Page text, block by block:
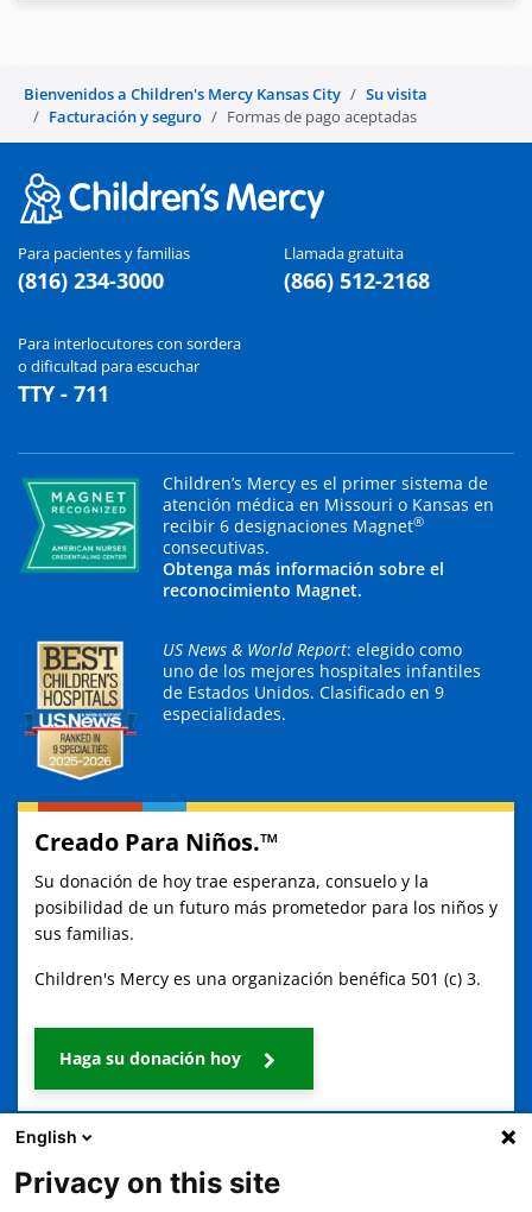
Bienvenidos a Children's Mercy Kansas City
Su visita
Facturación y seguro
Formas de pago aceptadas
Para pacientes y familias
(816) 234-3000
Llamada gratuita
(866) 512-2168
Para interlocutores con sordera
o dificultad para escuchar
TTY - 711
Children’s Mercy es el primer sistema de
atención médica en Missouri o Kansas en
recibir 6 designaciones Magnet®
consecutivas.
Obtenga más información sobre el
reconocimiento Magnet.
US News & World Report: elegido como
uno de los mejores hospitales infantiles
de Estados Unidos. Clasificado en 9
especialidades.
Creado Para Niños.™
Su donación de hoy trae esperanza, consuelo y la
posibilidad de un futuro más prometedor para los niños y
sus familias.
Children's Mercy es una organización benéfica 501 (c) 3.
Haga su donación hoy
English
Privacy on this site